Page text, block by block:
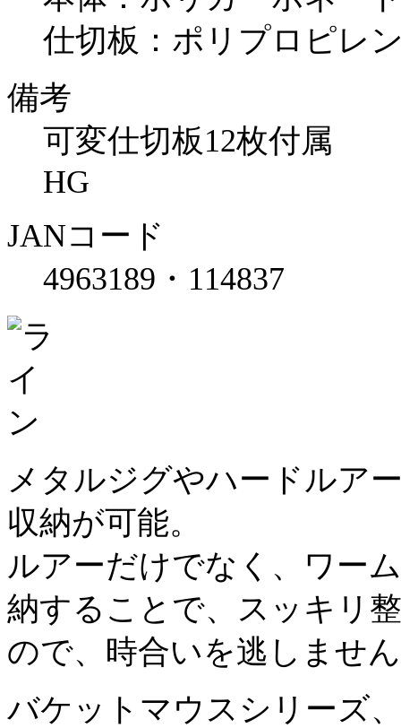
仕切板：ポリプロピレ
備考
可変仕切板12枚付属
HG
JANコード
4963189・114837
メタルジグやハードルア
収納が可能。
ルアーだけでなく、ワー
納することで、スッキリ
ので、時合いを逃しませ
バケットマウスシリーズ